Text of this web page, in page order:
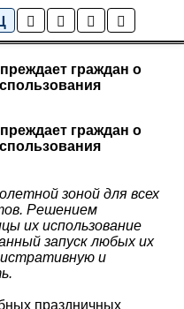
Коптево
граждан о
граждан о
зоной для всех
Решением
их использование
запуск любых их
и
праздничных